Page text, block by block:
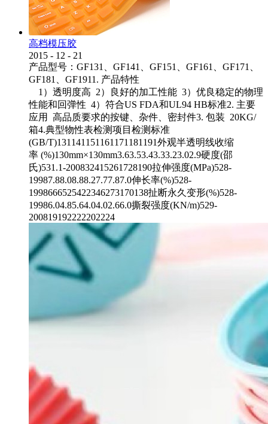
高档模压胶
2015 - 12 - 21
产品型号：GF131、GF141、GF151、GF161、GF171、
GF181、GF1911. 产品特性
1）透明度高 2）良好的加工性能 3）优良稳定的物理
性能和回弹性 4）符合US FDA和UL94 HB标准2. 主要
应用 高品质要求的按键、杂件、密封件3. 包装 20KG/
箱4.典型物性表检测项目检测标准
(GB/T)131141151161171181191外观半透明线收缩
率 (%)130mm×130mm3.63.53.43.33.23.02.9硬度(邵
氏)531.1-200832415261728190拉伸强度(MPa)528-
19987.88.08.88.27.77.87.0伸长率(%)528-
1998666525422346273170138扯断永久变形(%)528-
19986.04.85.64.04.02.66.0撕裂强度(KN/m)529-
200819192222202224